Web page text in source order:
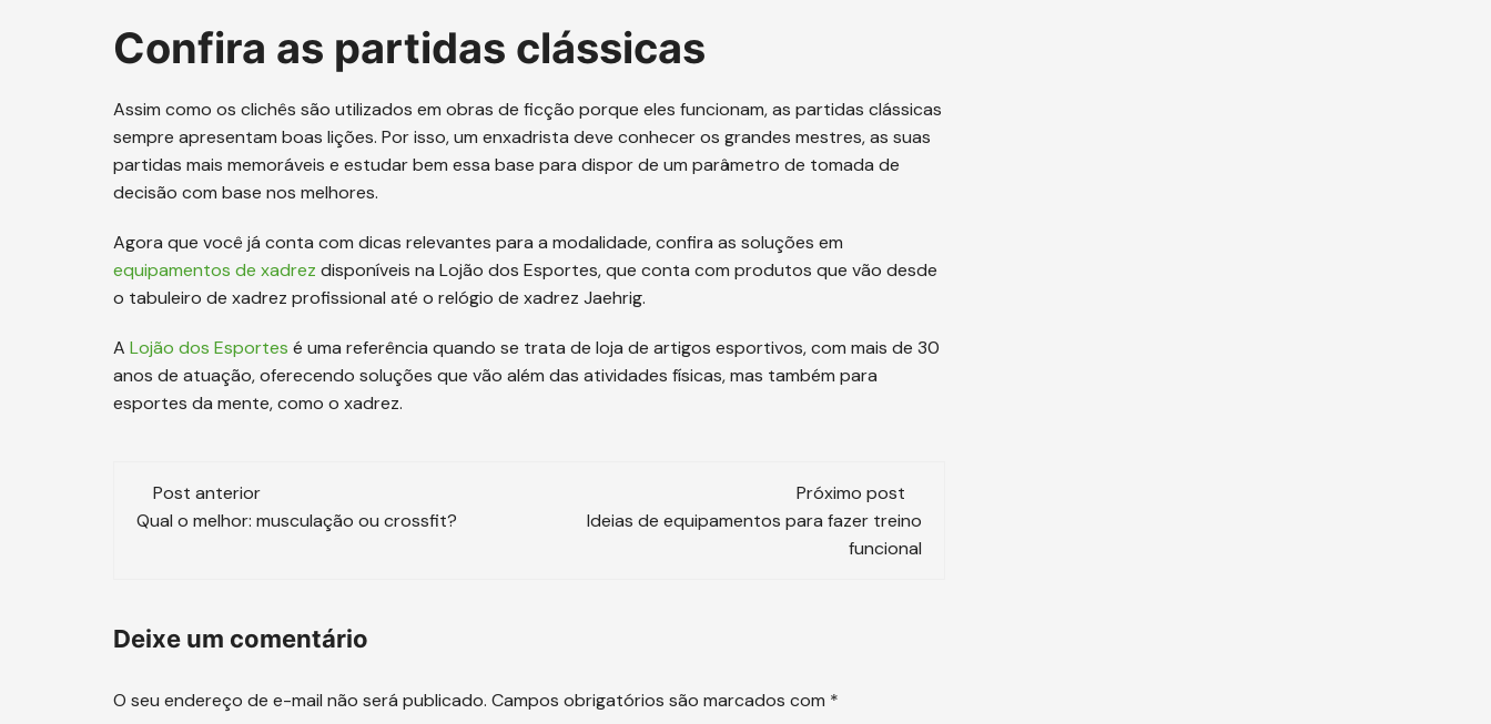
Confira as partidas clássicas
Assim como os clichês são utilizados em obras de ficção porque eles funcionam, as partidas clássicas
sempre apresentam boas lições. Por isso, um enxadrista deve conhecer os grandes mestres, as suas
partidas mais memoráveis e estudar bem essa base para dispor de um parâmetro de tomada de
decisão com base nos melhores.
Agora que você já conta com dicas relevantes para a modalidade, confira as soluções em
equipamentos de xadrez disponíveis na Lojão dos Esportes, que conta com produtos que vão desde
o tabuleiro de xadrez profissional até o relógio de xadrez Jaehrig.
A Lojão dos Esportes é uma referência quando se trata de loja de artigos esportivos, com mais de 30
anos de atuação, oferecendo soluções que vão além das atividades físicas, mas também para
esportes da mente, como o xadrez.
Navegação
de
Post anterior
Qual o melhor: musculação ou crossfit?
Próximo post
Ideias de equipamentos para fazer treino
funcional
Deixe um comentário
O seu endereço de e-mail não será publicado. Campos obrigatórios são marcados com *